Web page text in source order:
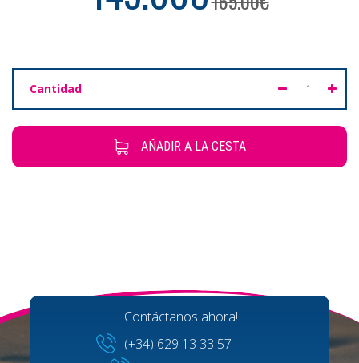
Cantidad
AÑADIR A LA CESTA
¡Contáctanos ahora!
(+34) 629 13 33 57